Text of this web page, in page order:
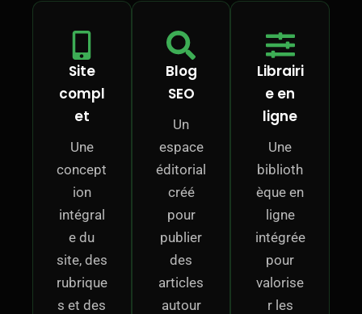
Site
compl
et
Une
concept
ion
intégral
e du
site, des
rubrique
s et des
Blog
SEO
Un
espace
éditorial
créé
pour
publier
des
articles
autour
Librairi
e en
ligne
Une
biblioth
èque en
ligne
intégrée
pour
valorise
r les